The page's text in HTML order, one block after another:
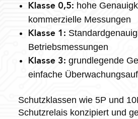
Klasse 0,5: hohe
kommerzielle Messungen
Klasse 1:
Betriebsmessungen
Klasse 3: grundlegende
einfache
Schutzklassen wie 5P und
Schutzrelais konzipiert und